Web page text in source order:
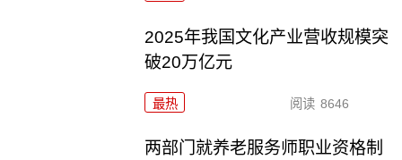
2025年我国文化产业营收规模突
破20万亿元
最热 阅读 8646
两部门就养老服务师职业资格制